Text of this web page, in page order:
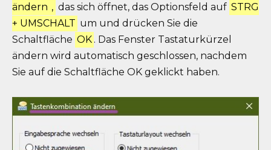
ändern , das sich öffnet, das Optionsfeld auf STRG
+ UMSCHALT um und drücken Sie die
Schaltfläche OK . Das Fenster Tastaturkürzel
ändern wird automatisch geschlossen, nachdem
Sie auf die Schaltfläche OK geklickt haben.